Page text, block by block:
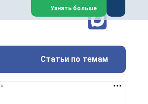
Перейти на сайт
Закрыть
Узнать больше
Статьи по темам